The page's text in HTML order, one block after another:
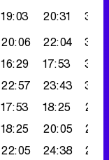
19:03 20:31
20:06 22:04
16:29 17:53
22:57 23:43
17:53 18:25
18:25 20:05
22:05 24:38